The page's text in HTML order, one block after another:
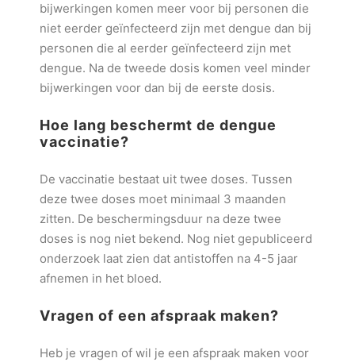
bijwerkingen komen meer voor bij personen die
niet eerder geïnfecteerd zijn met dengue dan bij
personen die al eerder geïnfecteerd zijn met
dengue. Na de tweede dosis komen veel minder
bijwerkingen voor dan bij de eerste dosis.
Hoe lang beschermt de dengue
vaccinatie?
De vaccinatie bestaat uit twee doses. Tussen
deze twee doses moet minimaal 3 maanden
zitten. De beschermingsduur na deze twee
doses is nog niet bekend. Nog niet gepubliceerd
onderzoek laat zien dat antistoffen na 4-5 jaar
afnemen in het bloed.
Vragen of een afspraak maken?
Heb je vragen of wil je een afspraak maken voor